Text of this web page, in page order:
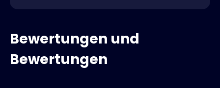
Bewertungen und
Bewertungen